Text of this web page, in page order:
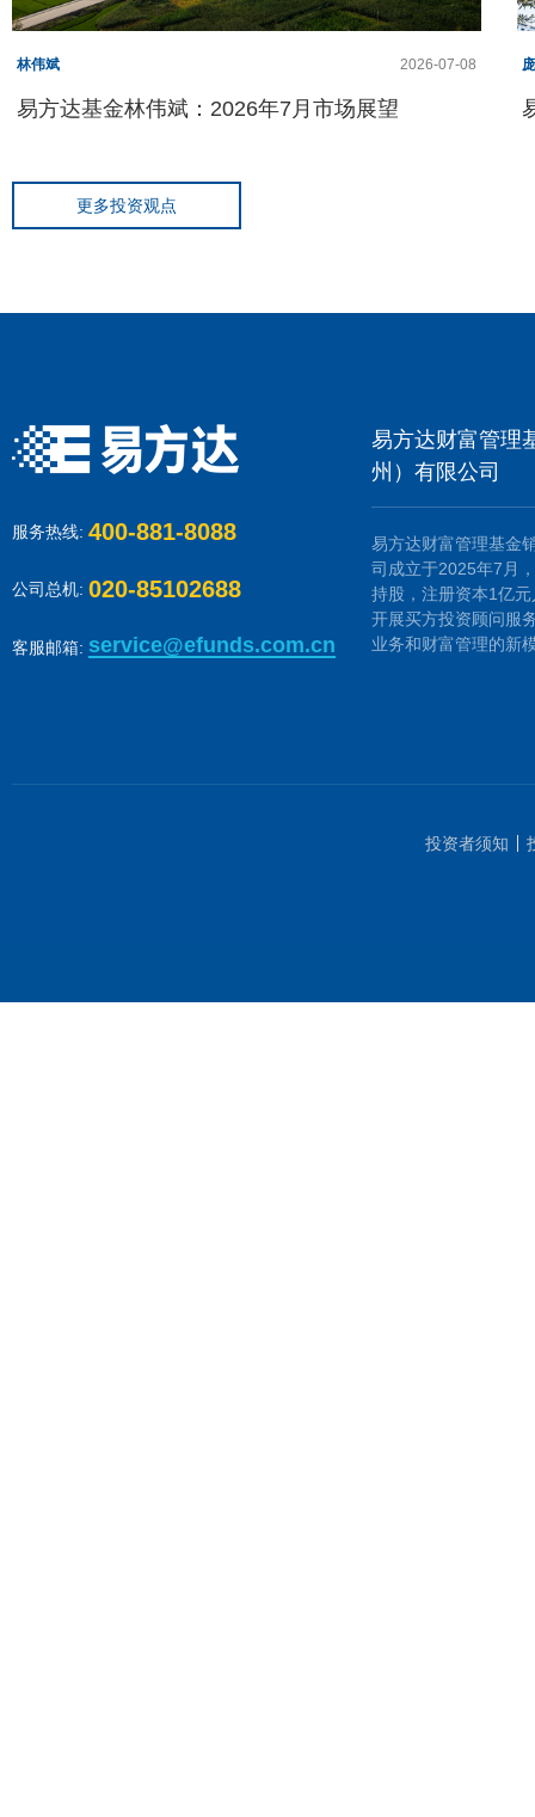
林伟斌 2026-07-08
易方达基金林伟斌：2026年7月市场展望
更多投资观点
服务热线: 400-881-8088
公司总机: 020-85102688
客服邮箱: service@efunds.com.cn
易方达财富管理
州）有限公司
易方达财富管理基金
司成立于2025年7月
持股，注册资本1亿
开展买方投资顾问服
业务和财富管理的新
投资者须知